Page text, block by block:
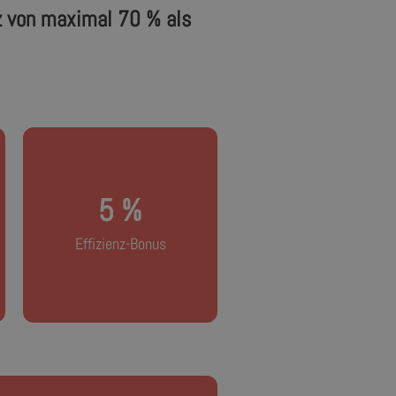
von maximal 70 % als
5 %
Effizienz-Bonus
wenn als Wärme­quelle für die
oder Abwasser verwendet oder ein
natürliches Kälte­mittel eingesetzt